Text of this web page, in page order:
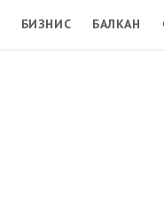
БИЗНИС БАЛКАН